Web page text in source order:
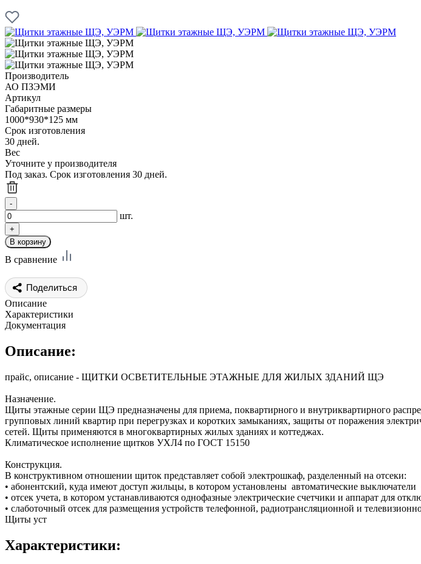
Производитель
АО ПЗЭМИ
Артикул
Габаритные размеры
1000*930*125 мм
Срок изготовления
30 дней.
Вес
Уточните у производителя
Под заказ. Срок изготовления 30 дней.
шт.
В сравнение
Поделиться
Описание
Характеристики
Документация
Описание:
прайс, описание - ЩИТКИ ОСВЕТИТЕЛЬНЫЕ ЭТАЖНЫЕ ДЛЯ ЖИЛЫХ ЗДАНИЙ ЩЭ
Назначение.
Щиты этажные серии ЩЭ предназначены для приема, поквартирного и внутриквартирного
групповых линий квартир при перегрузках и коротких замыканиях, защиты от поражения
сетей. Щиты применяются в многоквартирных жилых зданиях и коттеджах.
Климатическое исполнение щитков УХЛ4 по ГОСТ 15150
Конструкция.
В конструктивном отношении щиток представляет собой электрошкаф, разделенный на отсеки:
• абонентский, куда имеют доступ жильцы, в котором установлены автоматические
• отсек учета, в котором устанавливаются однофазные электрические счетчики и аппарат для
• слаботочный отсек для размещения устройств телефонной, радиотрансляционной и
Щиты уст
Характеристики: